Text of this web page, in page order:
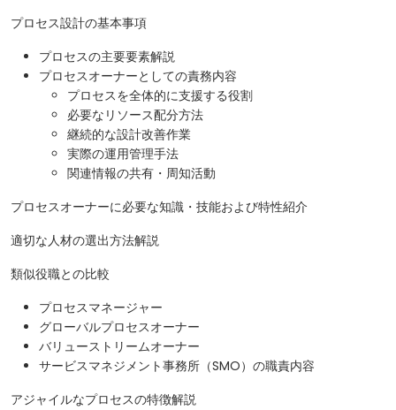
プロセス設計の基本事項
プロセスの主要要素解説
プロセスオーナーとしての責務内容
プロセスを全体的に支援する役割
必要なリソース配分方法
継続的な設計改善作業
実際の運用管理手法
関連情報の共有・周知活動
プロセスオーナーに必要な知識・技能および特性紹介
適切な人材の選出方法解説
類似役職との比較
プロセスマネージャー
グローバルプロセスオーナー
バリューストリームオーナー
サービスマネジメント事務所（SMO）の職責内容
アジャイルなプロセスの特徴解説